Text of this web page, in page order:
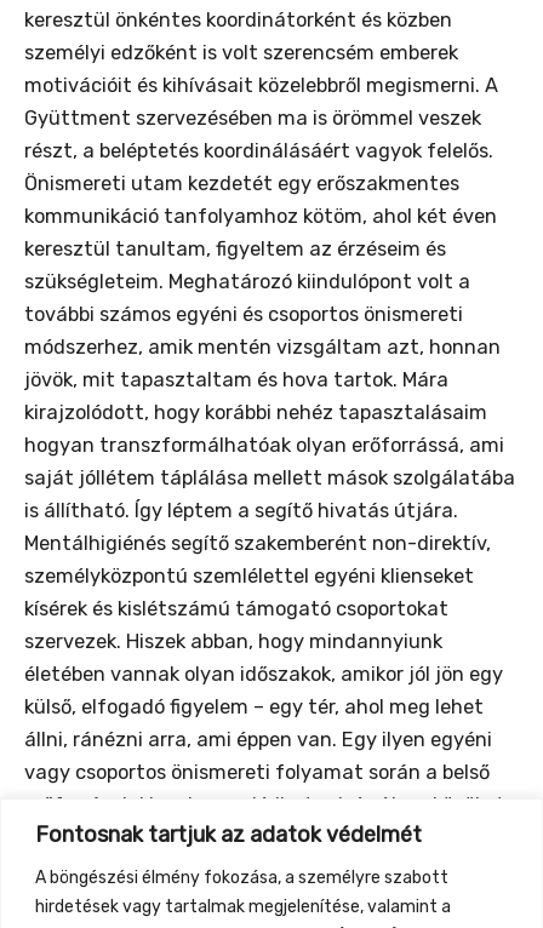
Fontosnak tartjuk az adatok védelmét
A böngészési élmény fokozása, a személyre szabott
hirdetések vagy tartalmak megjelenítése, valamint a
keresztül önkéntes koordinátorként és közben
személyi edzőként is volt szerencsém emberek
motivációit és kihívásait közelebbről megismerni. A
Gyüttment szervezésében ma is örömmel veszek
részt, a beléptetés koordinálásáért vagyok felelős.
Önismereti utam kezdetét egy erőszakmentes
kommunikáció tanfolyamhoz kötöm, ahol két éven
keresztül tanultam, figyeltem az érzéseim és
szükségleteim. Meghatározó kiindulópont volt a
további számos egyéni és csoportos önismereti
módszerhez, amik mentén vizsgáltam azt, honnan
jövök, mit tapasztaltam és hova tartok. Mára
kirajzolódott, hogy korábbi nehéz tapasztalásaim
hogyan transzformálhatóak olyan erőforrássá, ami
saját jóllétem táplálása mellett mások szolgálatába
is állítható. Így léptem a segítő hivatás útjára.
Mentálhigiénés segítő szakemberént non-direktív,
személyközpontú szemlélettel egyéni klienseket
kísérek és kislétszámú támogató csoportokat
szervezek. Hiszek abban, hogy mindannyiunk
életében vannak olyan időszakok, amikor jól jön egy
külső, elfogadó figyelem – egy tér, ahol meg lehet
állni, ránézni arra, ami éppen van. Egy ilyen egyéni
vagy csoportos önismereti folyamat során a belső
erőforrásainkhoz kapcsolódhatunk és új eszközöket
is felfedezhetünk.
https://www.facebook.com/reflektorom.fenyeben.en